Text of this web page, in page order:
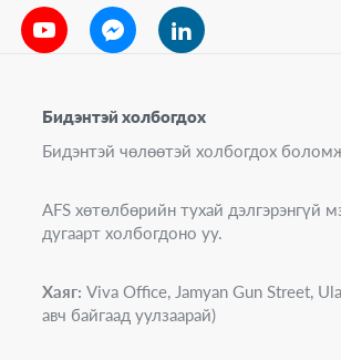
YouTubeMessengerLinkedIn
Бидэнтэй холбогдох
Бидэнтэй чөлөөтэй холбогдох
AFS хөтөлбөрийн тухай дэлгэрэнгүй
дугаарт холбогдоно уу.
Хаяг: Viva Office, Jamyan Gun Street,
авч байгаад уулзаарай)